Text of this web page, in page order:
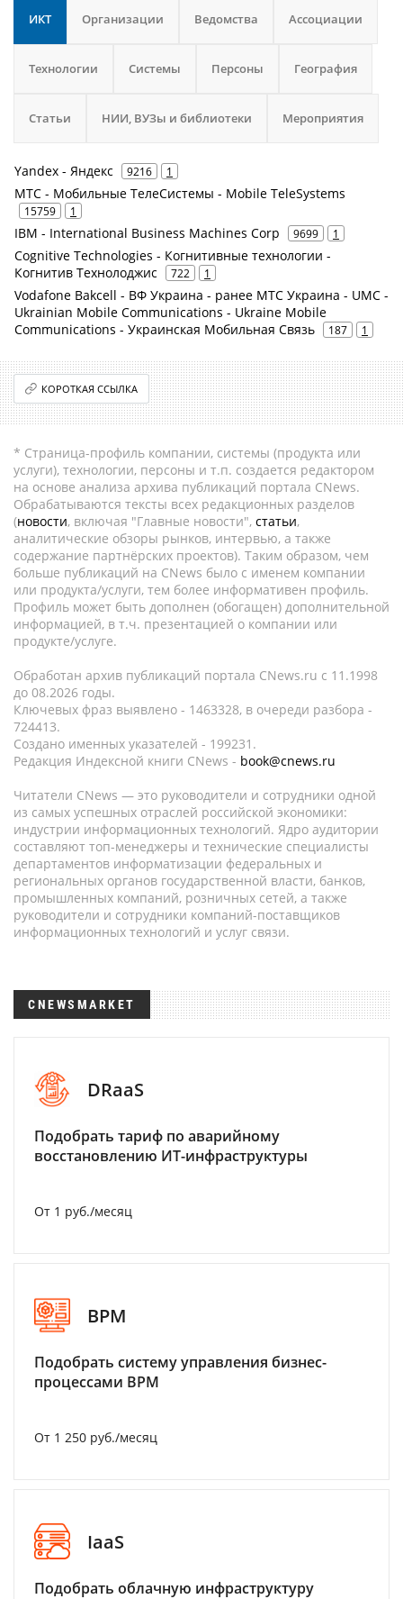
ИКТ Организации Ведомства Ассоциации
Технологии Системы Персоны География
Статьи НИИ, ВУЗы и библиотеки Мероприятия
Yandex - Яндекс 9216 1
МТС - Мобильные ТелеСистемы - Mobile TeleSystems
15759 1
IBM - International Business Machines Corp 9699 1
Cognitive Technologies - Когнитивные технологии -
Когнитив Технолоджис
722 1
Vodafone Bakcell - ВФ Украина - ранее МТС Украина - UMC -
Ukrainian Mobile Communications - Ukraine Mobile
Communications - Украинская Мобильная Связь
187 1
КОРОТКАЯ ССЫЛКА
* Страница-профиль компании, системы (продукта или
услуги), технологии, персоны и т.п. создается редактором
на основе анализа архива публикаций портала CNews.
Обрабатываются тексты всех редакционных разделов
(новости, включая "Главные новости", статьи,
аналитические обзоры рынков, интервью, а также
содержание партнёрских проектов). Таким образом, чем
больше публикаций на CNews было с именем компании
или продукта/услуги, тем более информативен профиль.
Профиль может быть дополнен (обогащен) дополнительной
информацией, в т.ч. презентацией о компании или
продукте/услуге.
Обработан архив публикаций портала CNews.ru c 11.1998
до 08.2026 годы.
Ключевых фраз выявлено - 1463328, в очереди разбора -
724413.
Создано именных указателей - 199231.
Редакция Индексной книги CNews - book@cnews.ru
Читатели CNews — это руководители и сотрудники одной
из самых успешных отраслей российской экономики:
индустрии информационных технологий. Ядро аудитории
составляют топ-менеджеры и технические специалисты
департаментов информатизации федеральных и
региональных органов государственной власти, банков,
промышленных компаний, розничных сетей, а также
руководители и сотрудники компаний-поставщиков
информационных технологий и услуг связи.
CNEWSMARKET
DRaaS
Подобрать тариф по аварийному
восстановлению ИТ-инфраструктуры
От 1 руб./месяц
BPM
Подобрать систему управления бизнес-
процессами BPM
От 1 250 руб./месяц
IaaS
Подобрать облачную инфраструктуру